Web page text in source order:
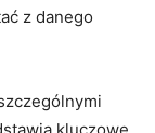
z danego